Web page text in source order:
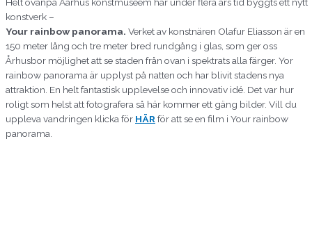
Helt ovanpå Aarhus konstmuseem har under flera års tid byggts ett nytt
konstverk –
Your rainbow panorama. Verket av konstnären Olafur Eliasson är en
150 meter lång och tre meter bred rundgång i glas, som ger oss
Århusbor möjlighet att se staden från ovan i spektrats alla färger. Yor
rainbow panorama är upplyst på natten och har blivit stadens nya
attraktion. En helt fantastisk upplevelse och innovativ idé. Det var hur
roligt som helst att fotografera så här kommer ett gäng bilder. Vill du
uppleva vandringen klicka för HÄRför att se en film i Your rainbow
panorama.